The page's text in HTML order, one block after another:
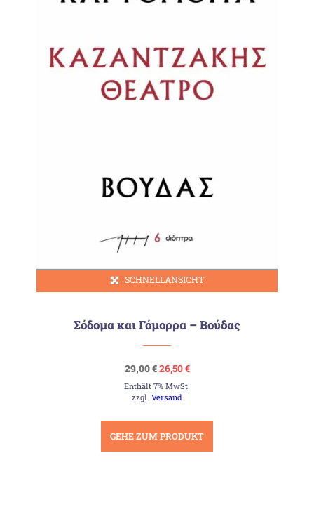
SCHNELLANSICHT
Σόδομα και Γόμορρα – Βούδας
29,00€Ursprünglicher
Preis
war:
29,00 €
26,50€Aktueller
ist:
Enthält 7% MwSt.
zzgl.Versand
GEHE ZUM PRODUKT